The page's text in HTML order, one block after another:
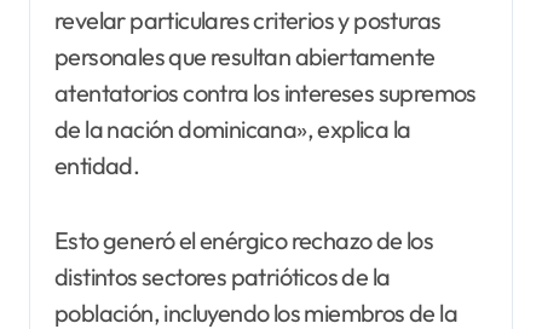
revelar particulares criterios y posturas
personales que resultan abiertamente
atentatorios contra los intereses supremos
de la nación dominicana», explica la
entidad.
Esto generó el enérgico rechazo de los
distintos sectores patrióticos de la
población, incluyendo los miembros de la